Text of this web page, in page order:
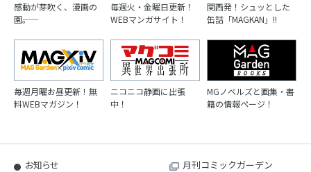
感動が芽吹く、漫画の
園――。
毎週火・金曜日更新！
WEBマンガサイト！
関西発！シュッとした
缶詰「MAGKAN」!!
毎週月曜お昼更新！無
料WEBマガジン！
ニコニコ静画に出張
中！
MGノベルズと画集・書
籍の情報ページ！
お知らせ
月刊コミックガーデン